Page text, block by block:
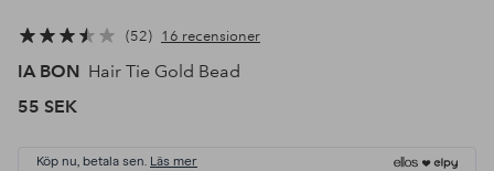
52 16 recensioner
IA BON Hair Tie Gold Bead
55 SEK
Köp nu, betala sen. Läs mer